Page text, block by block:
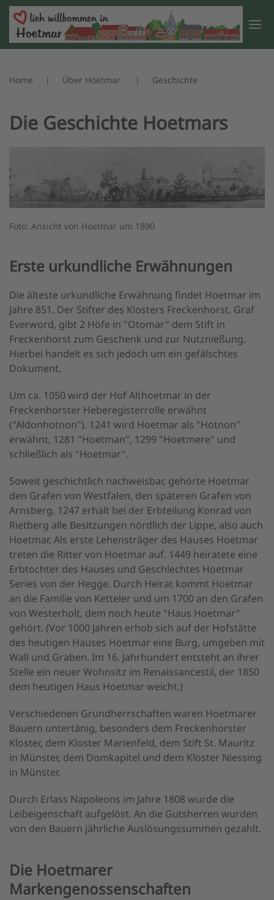
Zum Hauptinhalt springen
Home Über Hoetmar Geschichte
Die Geschichte Hoetmars
Foto: Ansicht von Hoetmar um 1890
Erste urkundliche Erwähnungen
Die älteste urkundliche Erwähnung findet Hoetmar im
Jahre 851. Der Stifter des Klosters Freckenhorst, Graf
Everword, gibt 2 Höfe in "Otomar" dem Stift in
Freckenhorst zum Geschenk und zur Nutznießung.
Hierbei handelt es sich jedoch um ein gefälschtes
Dokument.
Um ca. 1050 wird der Hof Althoetmar in der
Freckenhorster Heberegisterrolle erwähnt
("Aldonhotnon"). 1241 wird Hoetmar als "Hotnon"
erwähnt, 1281 "Hoetman", 1299 "Hoetmere" und
schließlich als "Hoetmar".
Soweit geschichtlich nachweisbar, gehörte Hoetmar
den Grafen von Westfalen, den späteren Grafen von
Arnsberg. 1247 erhält bei der Erbteilung Konrad von
Rietberg alle Besitzungen nördlich der Lippe, also auch
Hoetmar. Als erste Lehensträger des Hauses Hoetmar
treten die Ritter von Hoetmar auf. 1449 heiratete eine
Erbtochter des Hauses und Geschlechtes Hoetmar
Series von der Hegge. Durch Heirat kommt Hoetmar
an die Familie von Ketteler und um 1700 an den Grafen
von Westerholt, dem noch heute "Haus Hoetmar"
gehört. (Vor 1000 Jahren erhob sich auf der Hofstätte
des heutigen Hauses Hoetmar eine Burg, umgeben mit
Wall und Graben. Im 16. Jahrhundert entsteht an ihrer
Stelle ein neuer Wohnsitz im Renaissancestil, der 1850
dem heutigen Haus Hoetmar weicht.)
Verschiedenen Grundherrschaften waren Hoetmarer
Bauern untertänig, besonders dem Freckenhorster
Kloster, dem Kloster Marienfeld, dem Stift St. Mauritz
in Münster, dem Domkapitel und dem Kloster Niessing
in Münster.
Durch Erlass Napoleons im Jahre 1808 wurde die
Leibeigenschaft aufgelöst. An die Gutsherren wurden
von den Bauern jährliche Auslösungssummen gezahlt.
Die Hoetmarer
Markengenossenschaften